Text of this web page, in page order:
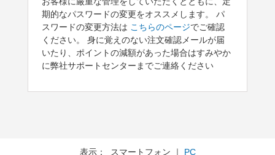
期的なパスワードの変更をオススメします。 パ
スワードの変更方法は こちらのページでご確認
ください。 身に覚えのない注文確認メールが届
いたり、ポイントの減額があった場合はすみやか
に弊社サポートセンターまでご連絡ください
表示： スマートフォン ｜ PC